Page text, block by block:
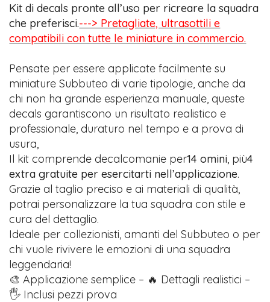
Kit di decals pronte all’uso per ricreare la squadra
che preferisci.---> Pretagliate, ultrasottili e
compatibili con tutte le miniature in commercio.
Pensate per essere applicate facilmente su
miniature Subbuteo di varie tipologie, anche da
chi non ha grande esperienza manuale, queste
decals garantiscono un risultato realistico e
professionale, duraturo nel tempo e a prova di
usura,
Il kit comprende decalcomanie per14 omini, più4
extra gratuite per esercitarti nell’applicazione.
Grazie al taglio preciso e ai materiali di qualità,
potrai personalizzare la tua squadra con stile e
cura del dettaglio.
Ideale per collezionisti, amanti del Subbuteo o per
chi vuole rivivere le emozioni di una squadra
leggendaria!
🎨 Applicazione semplice – 🔥 Dettagli realistici –
🖐️ Inclusi pezzi prova